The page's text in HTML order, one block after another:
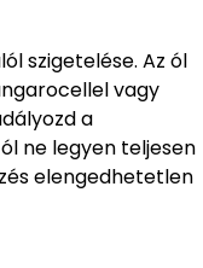
szigetelése. Az ól
vagy
a
ne legyen teljesen
elengedhetetlen